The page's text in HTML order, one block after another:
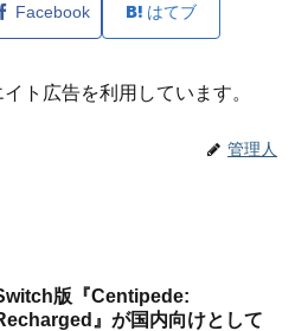
Facebook はてブ
ト広告を利用しています。
管理人
版『Centipede:
』が国内向けとして